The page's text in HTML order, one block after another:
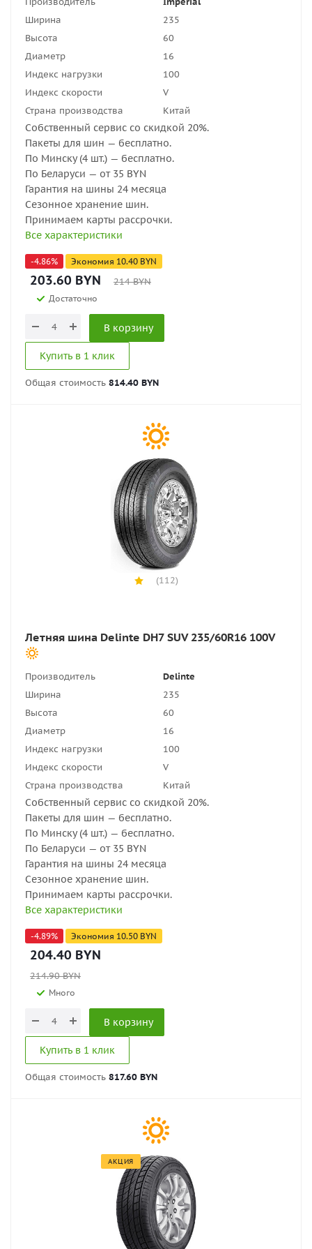
Ширина
235
Высота
60
Диаметр
16
Индекс нагрузки
100
Индекс скорости
V
Страна производства
Китай
Собственный сервис со скидкой 20%.
Пакеты для шин — бесплатно.
По Минску (4 шт.) — бесплатно.
По Беларуси — от 35 BYN
Гарантия на шины 24 месяца
Сезонное хранение шин.
Принимаем карты рассрочки.
Все характеристики
-4.86% Экономия 10.40 BYN
203.60 BYN 214BYN
Достаточно
В корзину
Купить в 1 клик
Общая стоимость 814.40 BYN
(112)
Летняя шина Delinte DH7 SUV 235/60R16 100V
Производитель
Delinte
Ширина
235
Высота
60
Диаметр
16
Индекс нагрузки
100
Индекс скорости
V
Страна производства
Китай
Собственный сервис со скидкой 20%.
Пакеты для шин — бесплатно.
По Минску (4 шт.) — бесплатно.
По Беларуси — от 35 BYN
Гарантия на шины 24 месяца
Сезонное хранение шин.
Принимаем карты рассрочки.
Все характеристики
-4.89% Экономия 10.50 BYN
204.40 BYN
214.90BYN
Много
В корзину
Купить в 1 клик
Общая стоимость 817.60 BYN
АКЦИЯ